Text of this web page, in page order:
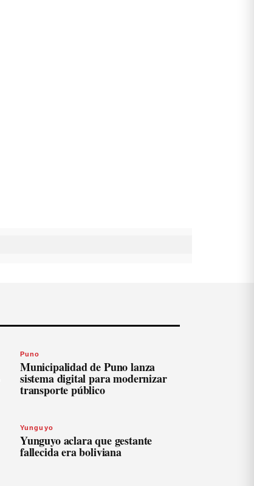
Puno
Municipalidad de Puno lanza
sistema digital para modernizar
transporte público
Yunguyo
Yunguyo aclara que gestante
fallecida era boliviana